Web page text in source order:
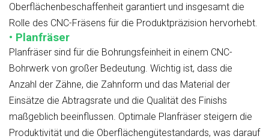
Oberflächenbeschaffenheit garantiert und insgesamt die
Rolle des CNC-Fräsens für die Produktpräzision hervorhebt.
• Planfräser
Planfräser sind für die Bohrungsfeinheit in einem CNC-
Bohrwerk von großer Bedeutung. Wichtig ist, dass die
Anzahl der Zähne, die Zahnform und das Material der
Einsätze die Abtragsrate und die Qualität des Finishs
maßgeblich beeinflussen. Optimale Planfräser steigern die
Produktivität und die Oberflächengütestandards, was darauf